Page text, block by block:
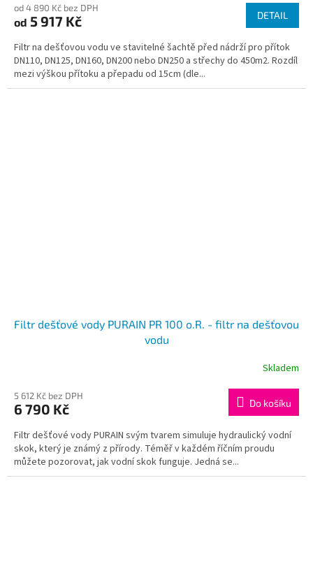
od 4 890 Kč bez DPH
od 5 917 Kč DETAIL
Filtr na dešťovou vodu ve stavitelné šachtě před nádrží pro přítok
DN110, DN125, DN160, DN200 nebo DN250 a střechy do 450m2. Rozdíl
mezi výškou přítoku a přepadu od 15cm (dle...
Filtr dešťové vody PURAIN PR 100 o.R. - filtr na dešťovou
vodu
Skladem
5 612 Kč bez DPH
6 790 Kč Do košíku
Filtr dešťové vody PURAIN svým tvarem simuluje hydraulický vodní
skok, který je známý z přírody. Téměř v každém říčním proudu
můžete pozorovat, jak vodní skok funguje. Jedná se...